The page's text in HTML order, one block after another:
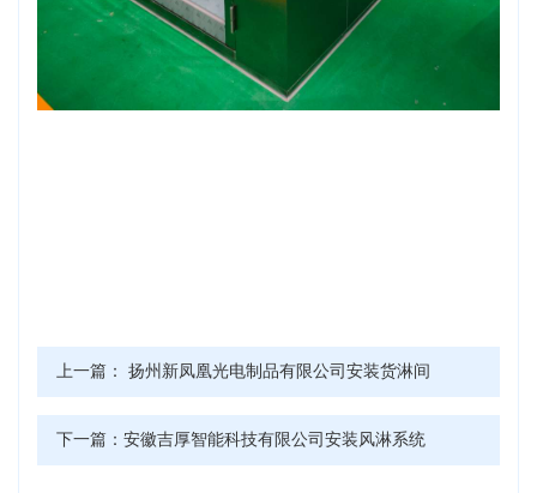
上一篇： 扬州新凤凰光电制品有限公司安装货淋间
下一篇： 安徽吉厚智能科技有限公司安装风淋系统